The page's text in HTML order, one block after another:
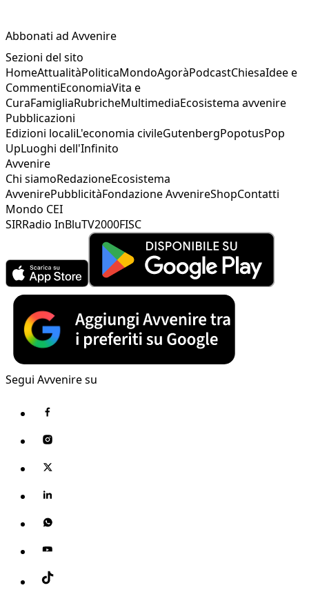
Abbonati ad Avvenire
Sezioni del sito
HomeAttualitàPoliticaMondoAgoràPodcastChiesaIdee e
CommentiEconomiaVita e
CuraFamigliaRubricheMultimediaEcosistema avvenire
Pubblicazioni
Edizioni localiL'economia civileGutenbergPopotusPop
UpLuoghi dell'Infinito
Avvenire
Chi siamoRedazioneEcosistema
AvvenirePubblicitàFondazione AvvenireShopContatti
Mondo CEI
SIRRadio InBluTV2000FISC
Segui Avvenire su